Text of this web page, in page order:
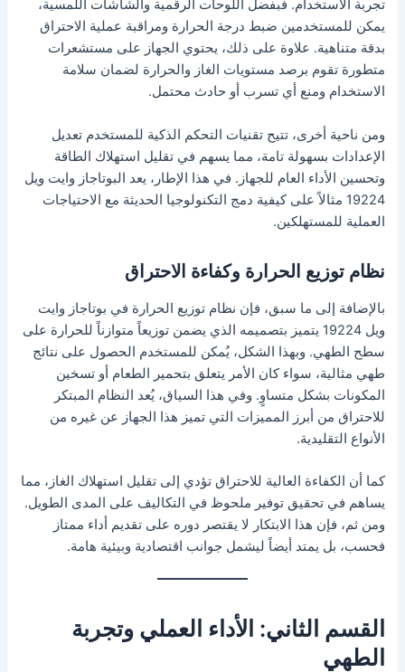
تجربة الاستخدام. فبفضل اللوحات الرقمية والشاشات اللمسية،
يمكن للمستخدمين ضبط درجة الحرارة ومراقبة عملية الاحتراق
بدقة متناهية. علاوة على ذلك، يحتوي الجهاز على مستشعرات
متطورة تقوم برصد مستويات الغاز والحرارة لضمان سلامة
الاستخدام ومنع أي تسرب أو حادث محتمل.
ومن ناحية أخرى، تتيح تقنيات التحكم الذكية للمستخدم تعديل
الإعدادات بسهولة تامة، مما يسهم في تقليل استهلاك الطاقة
وتحسين الأداء العام للجهاز. في هذا الإطار، يعد البوتاجاز وايت ويل
19224 مثالاً على كيفية دمج التكنولوجيا الحديثة مع الاحتياجات
العملية للمستهلكين.
نظام توزيع الحرارة وكفاءة الاحتراق
بالإضافة إلى ما سبق، فإن نظام توزيع الحرارة في بوتاجاز وايت
ويل 19224 يتميز بتصميمه الذي يضمن توزيعاً متوازناً للحرارة على
سطح الطهي. وبهذا الشكل، يُمكن للمستخدم الحصول على نتائج
طهي مثالية، سواء كان الأمر يتعلق بتحمير الطعام أو تسخين
المكونات بشكل متساوٍ. وفي هذا السياق، يُعد النظام المبتكر
للاحتراق من أبرز المميزات التي تميز هذا الجهاز عن غيره من
الأنواع التقليدية.
كما أن الكفاءة العالية للاحتراق تؤدي إلى تقليل استهلاك الغاز، مما
يساهم في تحقيق توفير ملحوظ في التكاليف على المدى الطويل.
ومن ثم، فإن هذا الابتكار لا يقتصر دوره على تقديم أداء ممتاز
فحسب، بل يمتد أيضاً ليشمل جوانب اقتصادية وبيئية هامة.
القسم الثاني: الأداء العملي وتجربة
الطهي